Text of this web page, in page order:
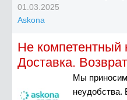
01.03.2025
Askona
Не компетентный
Доставка.
Мы приносим
неудобства.